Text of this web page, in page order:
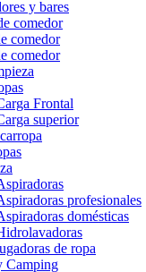
y bares
comedor
comedor
comedor
Frontal
superior
profesionales
domésticas
de ropa
Camping